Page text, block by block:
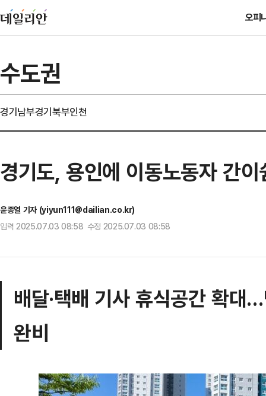
오피
수도권
경기남부경기북부인천
경기도, 용인에 이동노동자 간
윤종열 기자 (yiyun111@dailian.co.kr)
입력 2025.07.03 08:58 수정 2025.07.03 08:58
배달·택배 기사 휴식공간 확대
완비